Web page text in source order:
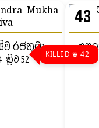
රජතුමා
ක්‍රිව 52
43
KILLED ♛ 42